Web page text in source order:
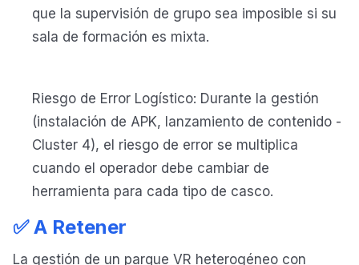
que la supervisión de grupo sea imposible si su
sala de formación es mixta.
Riesgo de Error Logístico: Durante la gestión
(instalación de APK, lanzamiento de contenido -
Cluster 4), el riesgo de error se multiplica
cuando el operador debe cambiar de
herramienta para cada tipo de casco.
✅ A Retener
La gestión de un parque VR heterogéneo con